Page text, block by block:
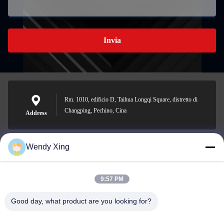
Invia
Address
Rm. 1010, edificio D, Taihua Longqi Square, distretto di
Changping, Pechino, Cina
jesingd@vip.sina.com
Wendy Xing
9:57 PM
Good day, what product are you looking for?